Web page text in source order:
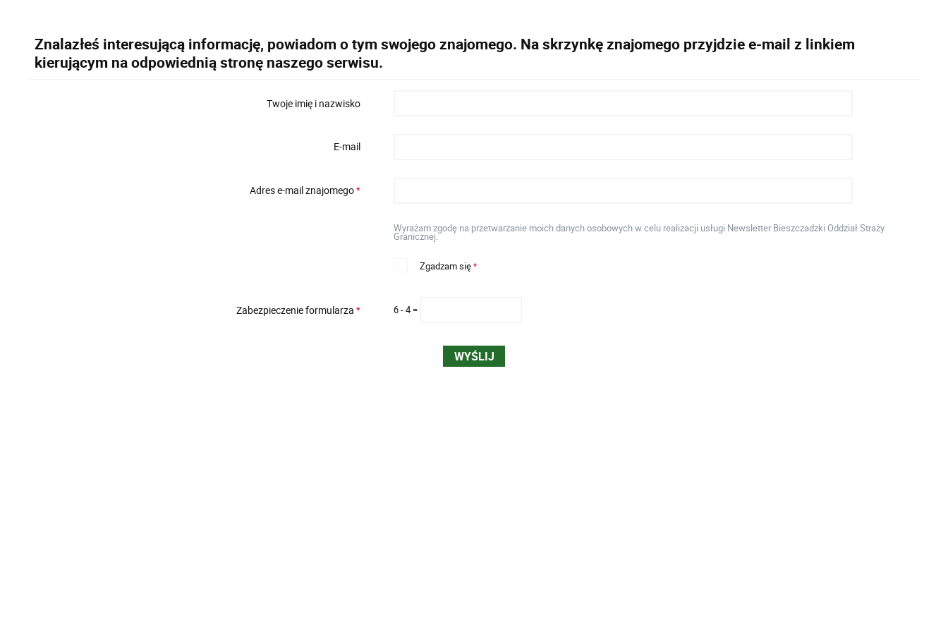
Znalazłeś interesującą informację, powiadom o tym swojego znajomego. Na skrzynkę znajomego przyjdzie e-mail z linkiem
kierującym na odpowiednią stronę naszego serwisu.
Twoje imię i nazwisko
E-mail
Adres e-mail znajomego*
Wyrażam zgodę na przetwarzanie moich danych osobowych w celu realizacji usługi Newsletter Bieszczadzki Oddział Straży
Granicznej.
Zgadzam się*
Zabezpieczenie formularza * 6 - 4 =